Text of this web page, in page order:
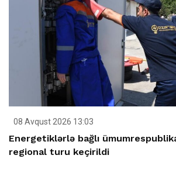
08 Avqust 2026 13:03
Energetiklərlə bağlı ümumrespublika
regional turu keçirildi